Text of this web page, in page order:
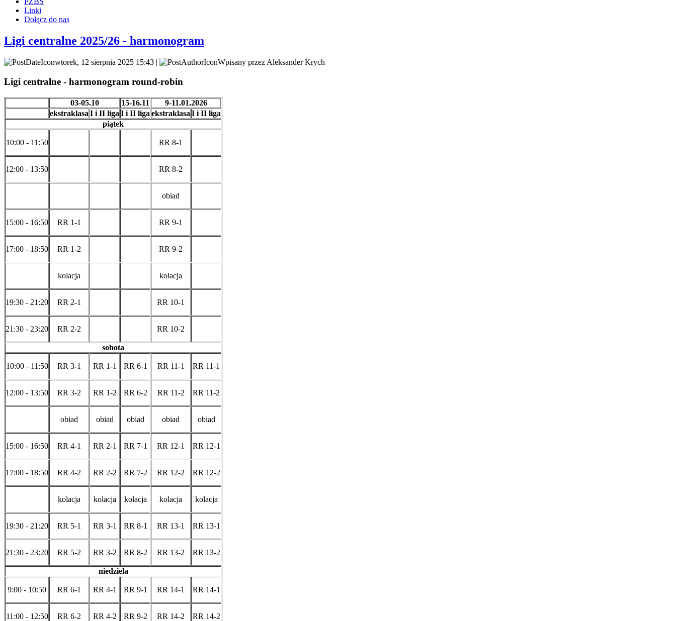
Linki
Dołącz do nas
Ligi centralne 2025/26 - harmonogram
wtorek, 12 sierpnia 2025 15:43 | Wpisany przez Aleksander Krych
Ligi centralne - harmonogram round-robin
03-05.10 15-16.11
9-11.01.2026
ekstraklasa I i II liga I i II liga ekstraklasa I i II liga
piątek
10:00 - 11:50 RR 8-1
12:00 - 13:50 RR 8-2
obiad
15:00 - 16:50 RR 1-1 RR 9-1
17:00 - 18:50 RR 1-2 RR 9-2
kolacja kolacja
19:30 - 21:20 RR 2-1 RR 10-1
21:30 - 23:20 RR 2-2 RR 10-2
sobota
10:00 - 11:50 RR 3-1 RR 1-1 RR 6-1 RR 11-1 RR 11-1
12:00 - 13:50 RR 3-2 RR 1-2 RR 6-2 RR 11-2 RR 11-2
obiad obiad obiad obiad obiad
15:00 - 16:50 RR 4-1 RR 2-1 RR 7-1 RR 12-1 RR 12-1
17:00 - 18:50 RR 4-2 RR 2-2 RR 7-2 RR 12-2 RR 12-2
kolacja kolacja kolacja kolacja kolacja
19:30 - 21:20 RR 5-1 RR 3-1 RR 8-1 RR 13-1 RR 13-1
21:30 - 23:20 RR 5-2 RR 3-2 RR 8-2 RR 13-2 RR 13-2
niedziela
9:00 - 10:50 RR 6-1 RR 4-1 RR 9-1 RR 14-1 RR 14-1
11:00 - 12:50 RR 6-2 RR 4-2 RR 9-2 RR 14-2 RR 14-2